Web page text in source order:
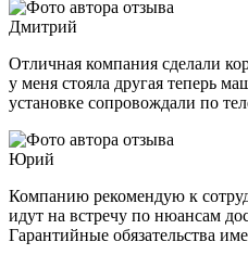
Дмитрий
Отличная компания сделали
у меня стояла другая теперь
установке сопровождали по
Юрий
Компанию рекомендую к
идут на встречу по нюансам
Гарантийные обязательства